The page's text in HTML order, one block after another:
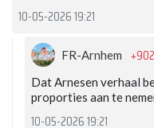
10-05-2026 19:21
FR-Arnhem
Dat Arnesen verhaal
proporties aan te
10-05-2026 19:21